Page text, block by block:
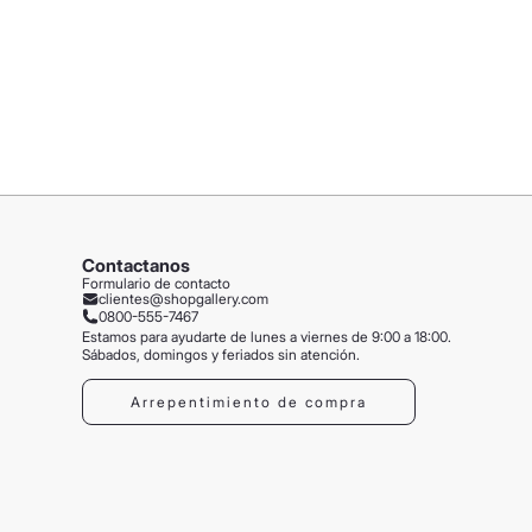
Contactanos
Formulario de contacto
clientes@shopgallery.com
0800-555-7467
Estamos para ayudarte de lunes a viernes de 9:00 a 18:00.
Sábados, domingos y feriados sin atención.
Arrepentimiento de compra